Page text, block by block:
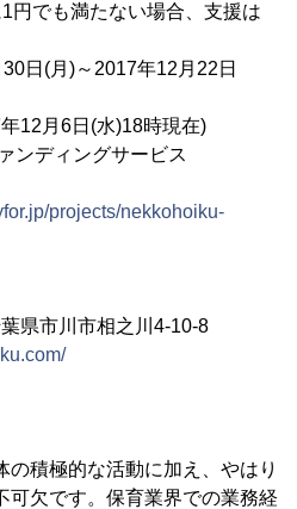
満たない場合、支援は
日(月)～2017年12月22日
12月6日(水)18時現在)
ンディングサービス
projects/nekkohoiku-
県市川市相之川4-10-8
の積極的な活動に加え、やはり
可欠です。保育業界での業務経